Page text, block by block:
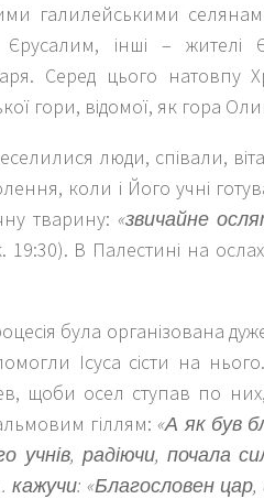
галилейськими
інші – жителі
Серед цього натовпу
гори, відомої, як гора
люди, співали,
коли і Його учні
тварину:«звичайне
В Палестині на
була організована
Ісуса сісти на
щоби осел ступав по
гіллям:«А як був
учнів, радіючи, почала
кажучи: «Благословен